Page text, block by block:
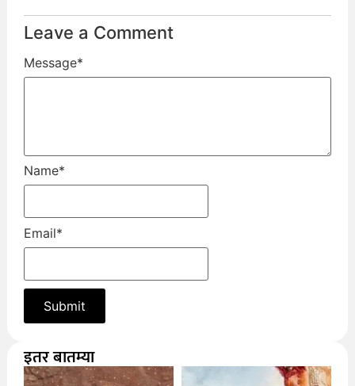
Leave a Comment
Message*
Name*
Email*
इतर बातम्या